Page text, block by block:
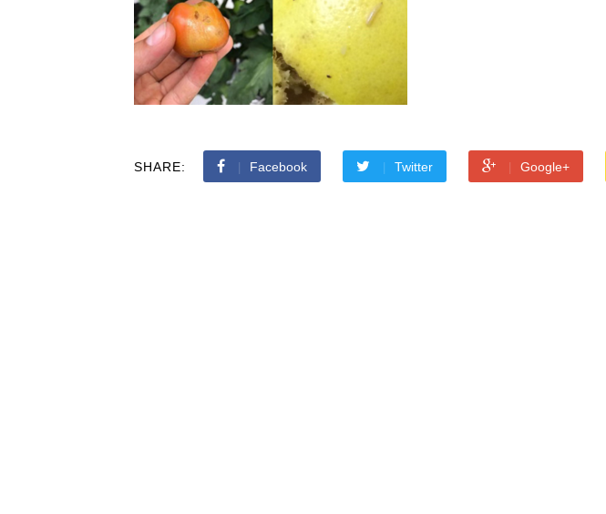
SHARE: Facebook Twitter Google+